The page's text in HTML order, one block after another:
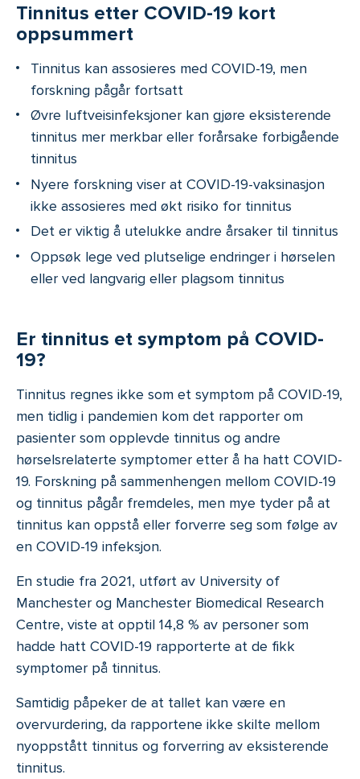
Tinnitus etter COVID-19 kort
oppsummert
Tinnitus kan assosieres med COVID-19, men
forskning pågår fortsatt
Øvre luftveisinfeksjoner kan gjøre eksisterende
tinnitus mer merkbar eller forårsake forbigående
tinnitus
Nyere forskning viser at COVID-19-vaksinasjon
ikke assosieres med økt risiko for tinnitus
Det er viktig å utelukke andre årsaker til tinnitus
Oppsøk lege ved plutselige endringer i hørselen
eller ved langvarig eller plagsom tinnitus
Er tinnitus et symptom på COVID-
19?
Tinnitus regnes ikke som et symptom på COVID-19,
men tidlig i pandemien kom det rapporter om
pasienter som opplevde tinnitus og andre
hørselsrelaterte symptomer etter å ha hatt COVID-
19. Forskning på sammenhengen mellom COVID-19
og tinnitus pågår fremdeles, men mye tyder på at
tinnitus kan oppstå eller forverre seg som følge av
en COVID-19 infeksjon.
En studie fra 2021, utført av University of
Manchester og Manchester Biomedical Research
Centre, viste at opptil 14,8 % av personer som
hadde hatt COVID-19 rapporterte at de fikk
symptomer på tinnitus.
Samtidig påpeker de at tallet kan være en
overvurdering, da rapportene ikke skilte mellom
nyoppstått tinnitus og forverring av eksisterende
tinnitus.